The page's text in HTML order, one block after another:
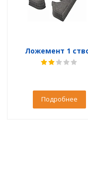
Ложемент 1
Подробнее